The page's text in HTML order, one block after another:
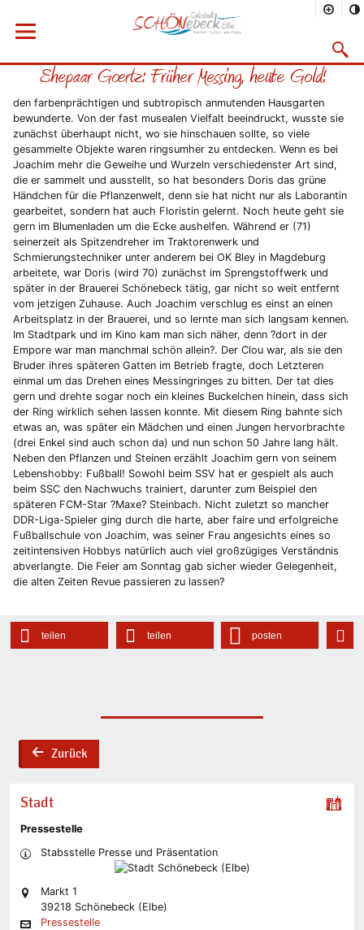
Menü öffnen
Vorheriges Bild
Startseite
Rathaus
Aktuelles 2012
Ehepaar Goertz: Früher Messing, heute Gold!
den farbenprächtigen und subtropisch anmutenden Hausgarten
bewunderte. Von der fast musealen Vielfalt beeindruckt, wusste sie
zunächst überhaupt nicht, wo sie hinschauen sollte, so viele
gesammelte Objekte waren ringsumher zu entdecken. Wenn es bei
Joachim mehr die Geweihe und Wurzeln verschiedenster Art sind,
die er sammelt und ausstellt, so hat besonders Doris das grüne
Händchen für die Pflanzenwelt, denn sie hat nicht nur als Laborantin
gearbeitet, sondern hat auch Floristin gelernt. Noch heute geht sie
gern im Blumenladen um die Ecke aushelfen. Während er (71)
seinerzeit als Spitzendreher im Traktorenwerk und
Schmierungstechniker unter anderem bei OK Bley in Magdeburg
arbeitete, war Doris (wird 70) zunächst im Sprengstoffwerk und
später in der Brauerei Schönebeck tätig, gar nicht so weit entfernt
vom jetzigen Zuhause. Auch Joachim verschlug es einst an einen
Arbeitsplatz in der Brauerei, und so lernte man sich langsam kennen.
Im Stadtpark und im Kino kam man sich näher, denn ?dort in der
Empore war man manchmal schön allein?. Der Clou war, als sie den
Bruder ihres späteren Gatten im Betrieb fragte, doch Letzteren
einmal um das Drehen eines Messingringes zu bitten. Der tat dies
gern und drehte sogar noch ein kleines Buckelchen hinein, dass sich
der Ring wirklich sehen lassen konnte. Mit diesem Ring bahnte sich
etwas an, was später ein Mädchen und einen Jungen hervorbrachte
(drei Enkel sind auch schon da) und nun schon 50 Jahre lang hält.
Neben den Pflanzen und Steinen erzählt Joachim gern von seinem
Lebenshobby: Fußball! Sowohl beim SSV hat er gespielt als auch
beim SSC den Nachwuchs trainiert, darunter zum Beispiel den
späteren FCM-Star ?Maxe? Steinbach. Nicht zuletzt so mancher
DDR-Liga-Spieler ging durch die harte, aber faire und erfolgreiche
Fußballschule von Joachim, was seiner Frau angesichts eines so
zeitintensiven Hobbys natürlich auch viel großzügiges Verständnis
abverlangte. Die Feier am Sonntag gab sicher wieder Gelegenheit,
die alten Zeiten Revue passieren zu lassen?
teilen teilen posten
backZurück
Stadt
Pressestelle
Stabsstelle Presse und Präsentation
Markt 1
39218 Schönebeck (Elbe)
Pressestelle